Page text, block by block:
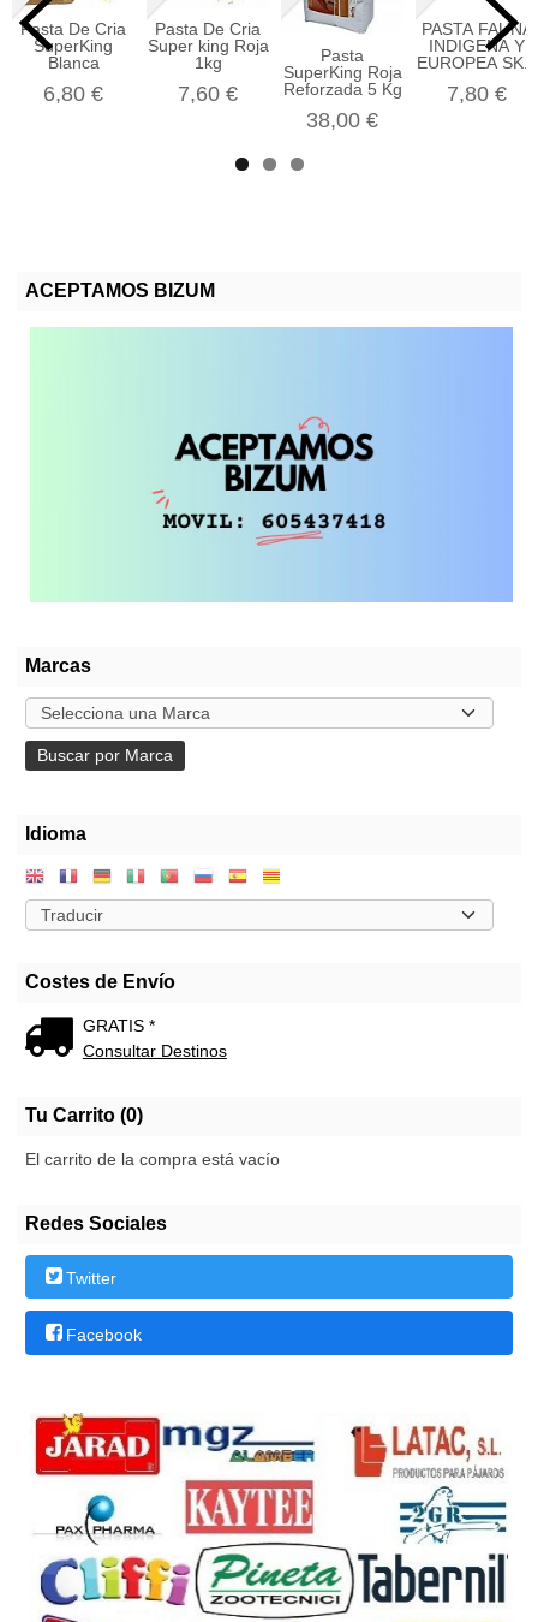
ACEPTAMOS BIZUM
Marcas
Idioma
Costes de Envío
GRATIS *
Consultar Destinos
Tu Carrito (0)
El carrito de la compra está vacío
Redes Sociales
Twitter
Facebook
Pasta De Cria
SuperKing
Blanca
6,80 €
Pasta De Cria
Super king Roja
1kg
7,60 €
Pasta
SuperKing Roja
Reforzada 5 Kg
38,00 €
PASTA FAUNA
INDIGENA Y
EUROPEA SK...
7,80 €